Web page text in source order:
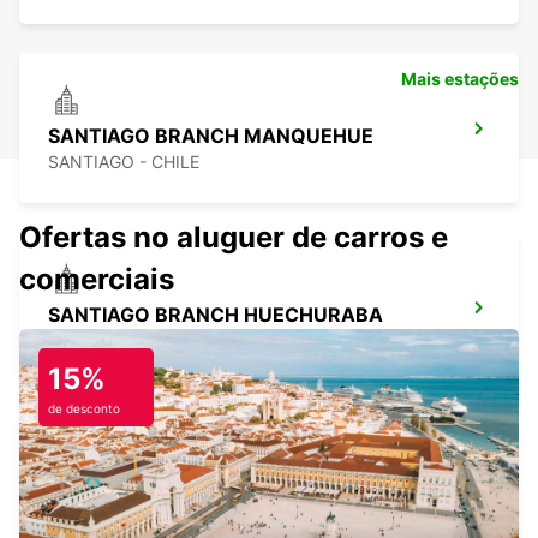
SANTIAGO BRANCH MANQUEHUE
SANTIAGO - CHILE
SANTIAGO BRANCH HUECHURABA
SANTIAGO - CHILE
SANTIAGO AIRPORT
SANTIAGO - CHILE
Mais estações
Ofertas no aluguer de carros e
comerciais
15%
de desconto